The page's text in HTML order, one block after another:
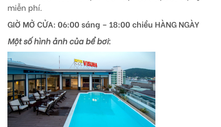
miễn phí.
GIỜ MỞ CỬA: 06:00 sáng – 18:00 chiều HÀNG NGÀY
Một số hình ảnh của bể bơi: